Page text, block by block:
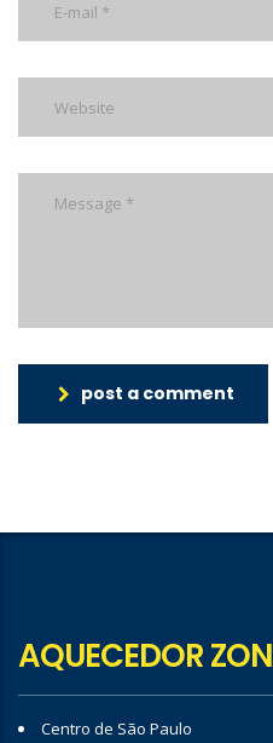
post a comment
AQUECEDOR
Centro de São Paulo